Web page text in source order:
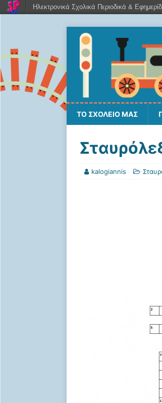
ΤΟ ΣΧΟΛΕΙΟ ΜΑΣ
kalogiannis
Ηλεκτρονικά Σχολικά Περιοδικά &